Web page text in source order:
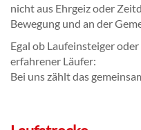
nicht aus Ehrgeiz oder
Bewegung und an der
Egal ob Laufeinsteiger
erfahrener Läufer:
Bei uns zählt das